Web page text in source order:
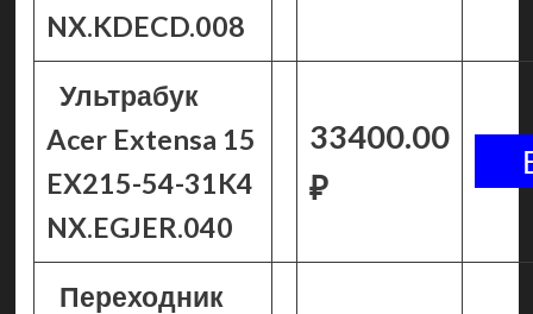
NX.KDECD.008
Ультрабук
Acer Extensa 15
EX215-54-31K4
NX.EGJER.040
33400.00
₽
Переходник